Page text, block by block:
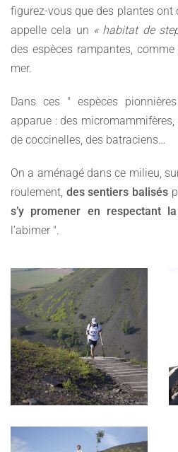
figurez-vous que des plantes ont
appelle cela un « habitat de
des espèces rampantes,
mer.
Dans ces " espèces
apparue : des
de coccinelles, des batraciens…
On a aménagé dans ce milieu,
roulement, des sentiers balisés
s’y promener en respectant
l’abimer ".